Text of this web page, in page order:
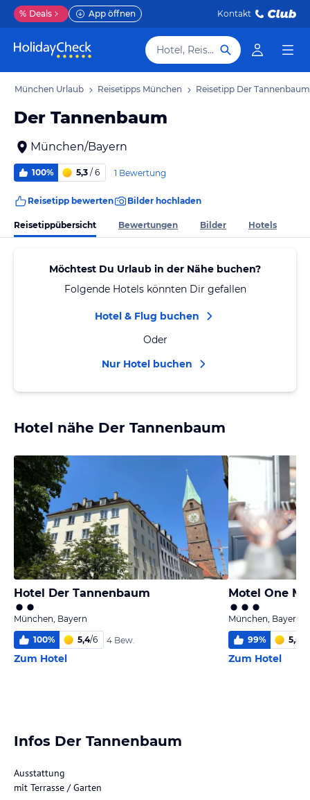
% Deals App öffnen Kontakt
Hotel, Reiseziel
München Urlaub Reisetipps München Reisetipp Der Tannenbaum
Der Tannenbaum
München/Bayern
100% 5,3 / 6 1 Bewertung
Reisetipp bewerten Bilder hochladen
Reisetippübersicht Bewertungen Bilder Hotels
Möchtest Du Urlaub in der Nähe buchen?
Folgende Hotels könnten Dir gefallen
Hotel & Flug buchen
Oder
Nur Hotel buchen
Hotel nähe Der Tannenbaum
Hotel Der Tannenbaum
München, Bayern
100% 5,4/6 4 Bew.
Zum Hotel
Motel One
München, Bayern
99% 5,5
Zum Hotel
Infos Der Tannenbaum
Ausstattung
mit Terrasse / Garten